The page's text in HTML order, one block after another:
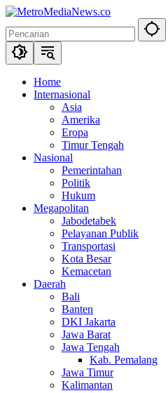
Langsung
konten
Home
Internasional
Asia
Amerika
Eropa
Timur Tengah
Nasional
Pemerintahan
Politik
Hukum
Megapolitan
Jabodetabek
Pelayanan Publik
Transportasi
Kota Besar
Kemacetan
Daerah
Bali
Banten
DKI Jakarta
Jawa Barat
Jawa Tengah
Kab. Pemalang
Jawa Timur
Kalimantan